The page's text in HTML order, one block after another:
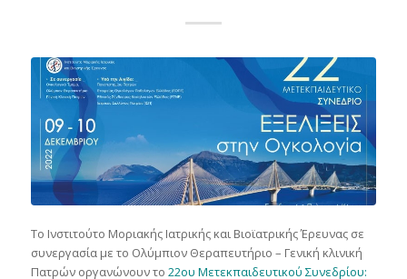
Το Ινστιτούτο Μοριακής Ιατρικής και Βιοϊατρικής Έρευνας σε
συνεργασία με το Ολύμπιον Θεραπευτήριο – Γενική κλινική
Πατρών οργανώνουν το 22ου Μετεκπαιδευτικού Συνεδρίου: